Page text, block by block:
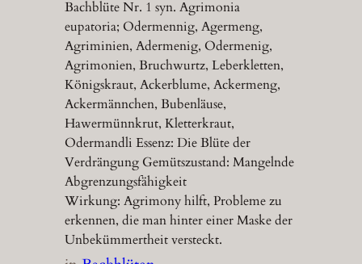
Bachblüte Nr. 1 syn. Agrimonia
eupatoria; Odermennig, Agermeng,
Agriminien, Adermenig, Odermenig,
Agrimonien, Bruchwurtz, Leberkletten,
Königskraut, Ackerblume, Ackermeng,
Ackermännchen, Bubenläuse,
Hawermünnkrut, Kletterkraut,
Odermandli Essenz: Die Blüte der
Verdrängung Gemütszustand: Mangelnde
Abgrenzungsfähigkeit
Wirkung: Agrimony hilft, Probleme zu
erkennen, die man hinter einer Maske der
Unbekümmertheit versteckt.